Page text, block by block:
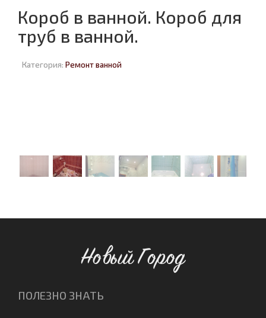
Короб в ванной. Короб для
труб в ванной.
Категория: Ремонт ванной
Новый Город
ПОЛЕЗНО ЗНАТЬ